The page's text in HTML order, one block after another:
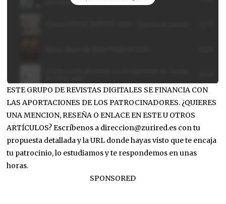
ESTE GRUPO DE REVISTAS DIGITALES SE FINANCIA CON
LAS APORTACIONES DE LOS PATROCINADORES. ¿QUIERES
UNA MENCION, RESEÑA O ENLACE EN ESTE U OTROS
ARTÍCULOS? Escríbenos a direccion@zurired.es con tu
propuesta detallada y la URL donde hayas visto que te encaja
tu patrocinio, lo estudiamos y te respondemos en unas
horas.
SPONSORED